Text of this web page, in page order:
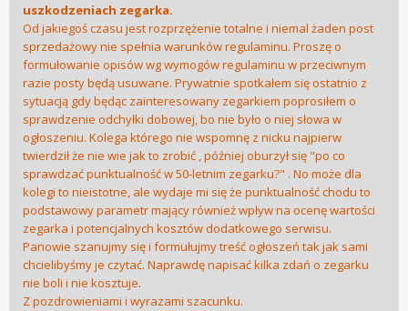
uszkodzeniach zegarka.
Od jakiegoś czasu jest rozprzężenie totalne i niemal żaden post
sprzedażowy nie spełnia warunków regulaminu. Proszę o
formułowanie opisów wg wymogów regulaminu w przeciwnym
razie posty będą usuwane. Prywatnie spotkałem się ostatnio z
sytuacją gdy będąc zainteresowany zegarkiem poprosiłem o
sprawdzenie odchyłki dobowej, bo nie było o niej słowa w
ogłoszeniu. Kolega którego nie wspomnę z nicku najpierw
twierdził że nie wie jak to zrobić , później oburzył się "po co
sprawdzać punktualność w 50-letnim zegarku?" . No może dla
kolegi to nieistotne, ale wydaje mi się że punktualność chodu to
podstawowy parametr mający również wpływ na ocenę wartości
zegarka i potencjalnych kosztów dodatkowego serwisu.
Panowie szanujmy się i formułujmy treść ogłoszeń tak jak sami
chcielibyśmy je czytać. Naprawdę napisać kilka zdań o zegarku
nie boli i nie kosztuje.
Z pozdrowieniami i wyrazami szacunku.